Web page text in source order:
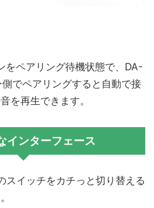
をペアリング待機状態で、DA-
でペアリングすると自動で接
を再生できます。
インターフェース
スイッチをカチっと切り替える